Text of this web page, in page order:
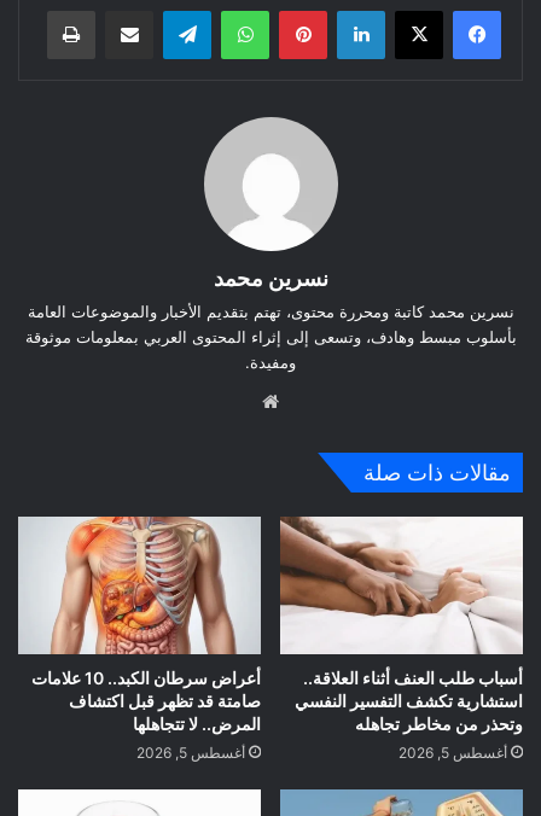
لينكدإن بينتيريست واتساب
نسرين محمد
نسرين محمد كاتبة ومحررة محتوى، تهتم بتقديم الأخبار والموضوعات العامة
بأسلوب مبسط وهادف، وتسعى إلى إثراء المحتوى العربي بمعلومات موثوقة
ومفيدة.
مقالات ذات صلة
أسباب طلب العنف أثناء العلاقة..
استشارية تكشف التفسير النفسي
وتحذر من مخاطر تجاهله
أغسطس 5, 2026
أعراض سرطان الكبد.. 10 علامات
صامتة قد تظهر قبل اكتشاف
المرض.. لا تتجاهلها
أغسطس 5, 2026